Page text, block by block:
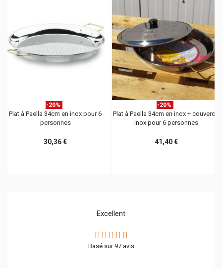
-20%
Plat à Paella 34cm en inox pour 6
personnes
30,36 €
-20%
Plat à Paella 34cm en inox + couvercle
inox pour 6 personnes
41,40 €
Excellent
Basé sur 97avis